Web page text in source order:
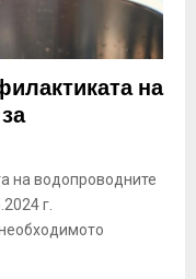
на
на водопроводните
г.